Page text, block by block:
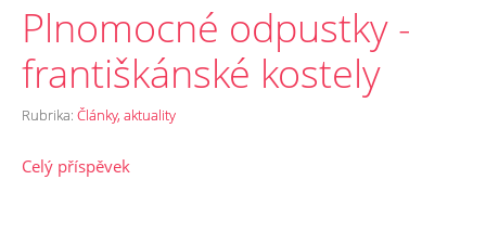
Plnomocné odpustky -
františkánské kostely
Rubrika: Články, aktuality
Celý příspěvek